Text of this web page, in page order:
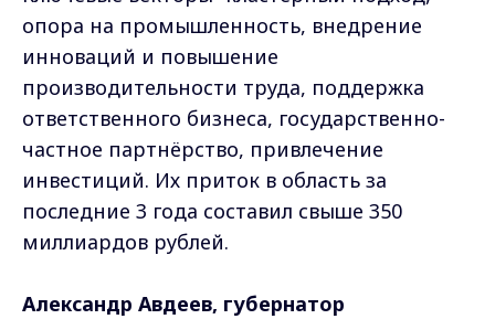
опора на промышленность, внедрение
инноваций и повышение
производительности труда, поддержка
ответственного бизнеса, государственно-
частное партнёрство, привлечение
инвестиций. Их приток в область за
последние 3 года составил свыше 350
миллиардов рублей.
Александр Авдеев, губернатор